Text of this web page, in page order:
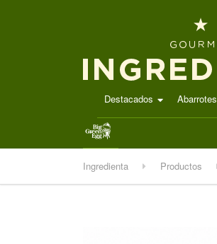
Destacados Abarrotes
.
Ingredienta Productos